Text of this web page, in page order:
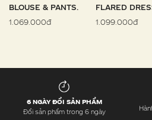
BLOUSE & PANTS.
1.069.000đ
FLARED
1.099.000đ
6 NGÀY ĐỔI SẢN PHẨM
Đổi sản phẩm trong 6 ngày